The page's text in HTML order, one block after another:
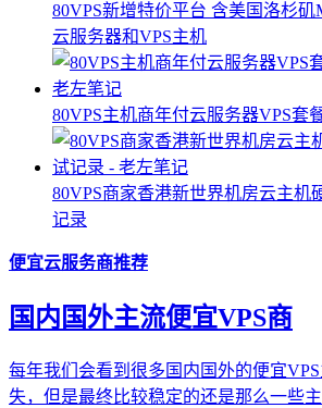
80VPS新增特价平台 含美国洛杉矶
云服务器和VPS主机
80VPS主机商年付云服务器VPS套
80VPS商家香港新世界机房云主机
记录
便宜云服务商推荐
国内国外主流便宜VPS商
每年我们会看到很多国内国外的便宜
失，但是最终比较稳定的还是那么一些